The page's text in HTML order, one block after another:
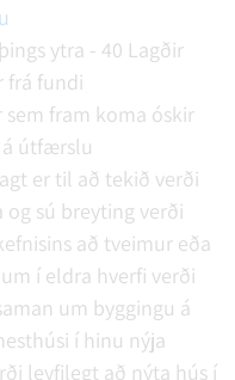
ytra - 40 Lagðir
frá fundi
sem fram koma óskir
útfærslu
er til að tekið verði
sú breyting verði
að tveimur eða
í eldra hverfi verði
um byggingu á
í hinu nýja
leyfilegt að nýta hús í